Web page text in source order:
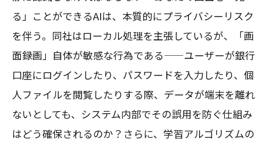
る」ことができるAIは、本質的にプライバシーリスク
を伴う。同社はローカル処理を主張しているが、「画
面録画」自体が敏感な行為である——ユーザーが銀行
口座にログインしたり、パスワードを入力したり、個
人ファイルを閲覧したりする際、データが端末を離れ
ないとしても、システム内部でその誤用を防ぐ仕組み
はどう確保されるのか？さらに、学習アルゴリズムの